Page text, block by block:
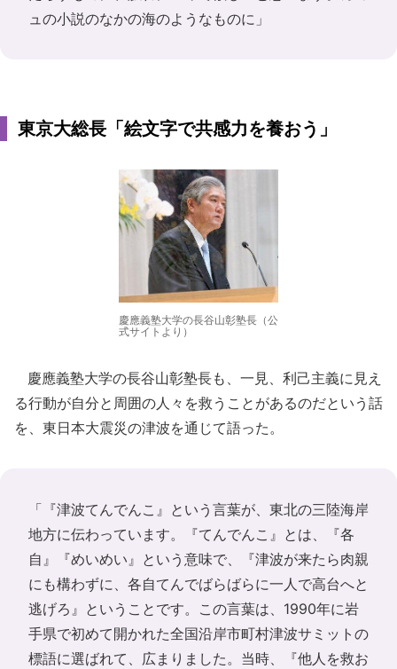
ュの小説のなかの海のようなものに」
東京大総長「絵文字で共感力を養おう」
慶應義塾大学の長谷山彰塾長（公
式サイトより）
慶應義塾大学の長谷山彰塾長も、一見、利己主義に見え
る行動が自分と周囲の人々を救うことがあるのだという話
を、東日本大震災の津波を通じて語った。
「『津波てんでんこ』という言葉が、東北の三陸海岸
地方に伝わっています。『てんでんこ』とは、『各
自』『めいめい』という意味で、『津波が来たら肉親
にも構わずに、各自てんでばらばらに一人で高台へと
逃げろ』ということです。この言葉は、1990年に岩
手県で初めて開かれた全国沿岸市町村津波サミットの
標語に選ばれて、広まりました。当時、『他人を救お